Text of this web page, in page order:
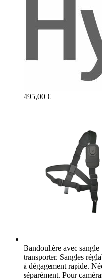
495,00 €
Bandoulière avec
transporter. Sangles
à dégagement rapide.
séparément. Pour